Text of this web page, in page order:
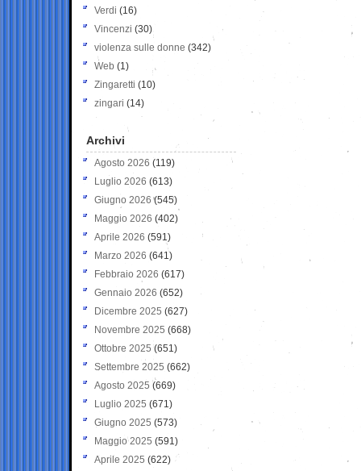
Verdi (16)
Vincenzi (30)
violenza sulle donne (342)
Web (1)
Zingaretti (10)
zingari (14)
Archivi
Agosto 2026 (119)
Luglio 2026 (613)
Giugno 2026 (545)
Maggio 2026 (402)
Aprile 2026 (591)
Marzo 2026 (641)
Febbraio 2026 (617)
Gennaio 2026 (652)
Dicembre 2025 (627)
Novembre 2025 (668)
Ottobre 2025 (651)
Settembre 2025 (662)
Agosto 2025 (669)
Luglio 2025 (671)
Giugno 2025 (573)
Maggio 2025 (591)
Aprile 2025 (622)